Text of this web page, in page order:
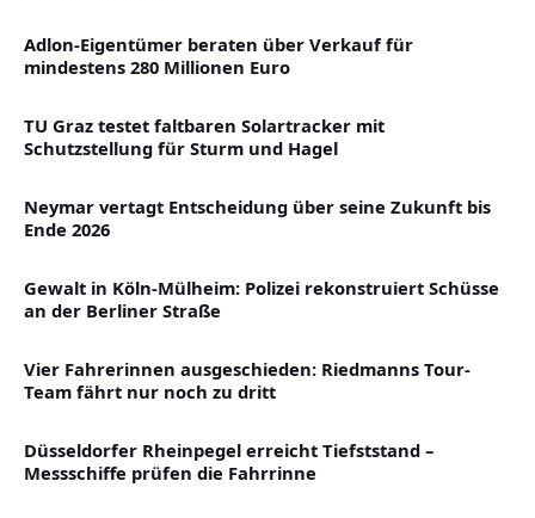
Adlon-Eigentümer beraten über Verkauf für
mindestens 280 Millionen Euro
TU Graz testet faltbaren Solartracker mit
Schutzstellung für Sturm und Hagel
Neymar vertagt Entscheidung über seine Zukunft bis
Ende 2026
Gewalt in Köln-Mülheim: Polizei rekonstruiert Schüsse
an der Berliner Straße
Vier Fahrerinnen ausgeschieden: Riedmanns Tour-
Team fährt nur noch zu dritt
Düsseldorfer Rheinpegel erreicht Tiefststand –
Messschiffe prüfen die Fahrrinne